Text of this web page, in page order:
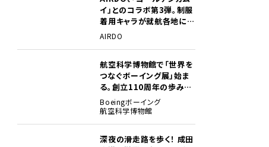
イ」とのコラボ第3弾。制服
着用キャラが就航各地に登
場
AIRDO
航空科学博物館で「世界を
つなぐボーイング展」始ま
る。創立110周年の歩みを
貴重な資料でたどる
Boeingボーイング
航空科学博物館
深夜の滑走路を歩く！ 成田